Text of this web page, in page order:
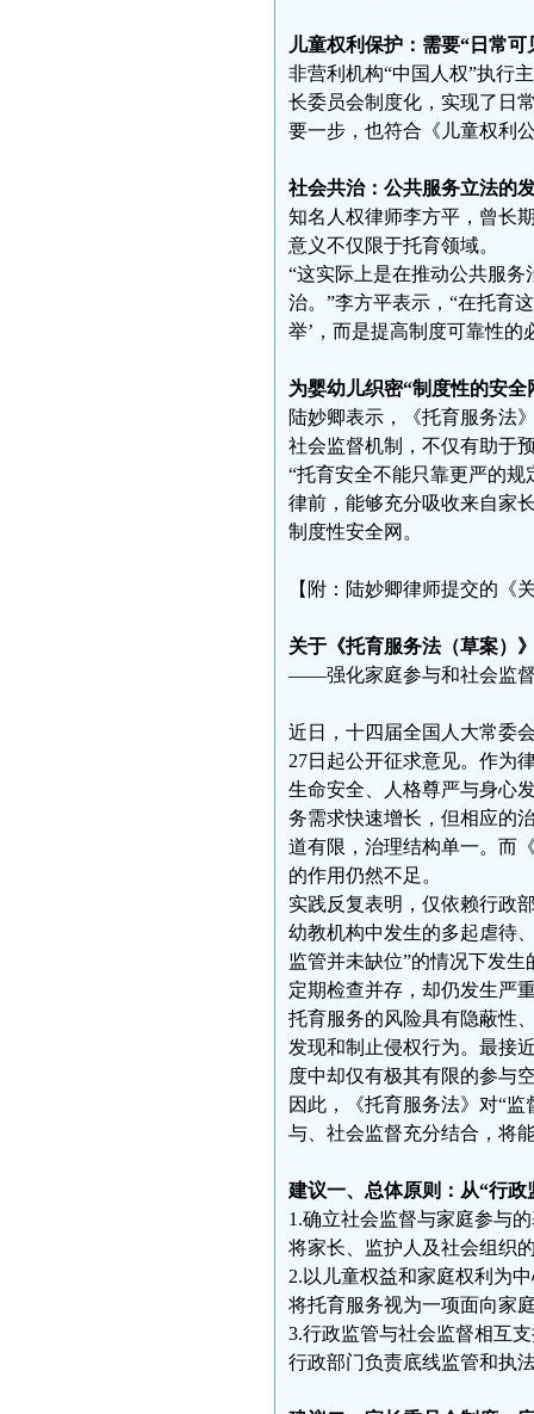
儿童权利保护：需要“日常可
非营利机构“中国人权”执行
长委员会制度化，实现了日
要一步，也符合《儿童权利
社会共治：公共服务立法的
知名人权律师李方平，曾长
意义不仅限于托育领域。
“这实际上是在推动公共服
治。”李方平表示，“在托育
举’，而是提高制度可靠性的
为婴幼儿织密“制度性的安全
陆妙卿表示，《托育服务法
社会监督机制，不仅有助于
“托育安全不能只靠更严的
律前，能够充分吸收来自家
制度性安全网。
【附：陆妙卿律师提交的《
关于《托育服务法（草案）
——强化家庭参与和社会监
近日，十四届全国人大常委
27日起公开征求意见。作为
生命安全、人格尊严与身心
务需求快速增长，但相应的
道有限，治理结构单一。而
的作用仍然不足。
实践反复表明，仅依赖行政
幼教机构中发生的多起虐待
监管并未缺位”的情况下发
定期检查并存，却仍发生严
托育服务的风险具有隐蔽性
发现和制止侵权行为。最接
度中却仅有极其有限的参与
因此，《托育服务法》对“
与、社会监督充分结合，将
建议一、总体原则：从“行政
1.确立社会监督与家庭参与
将家长、监护人及社会组织
2.以儿童权益和家庭权利为
将托育服务视为一项面向家
3.行政监管与社会监督相互
行政部门负责底线监管和执